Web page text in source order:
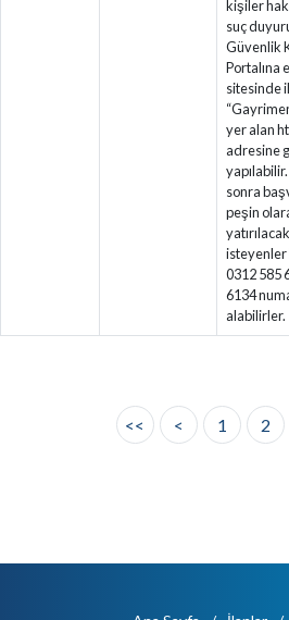
kişiler
suç
Güvenlik
Portalına
sitesinde
yer alan
adresine
sonra
peşin
isteyenler
0312 585
6134
alabilirler.
<< < 1 2